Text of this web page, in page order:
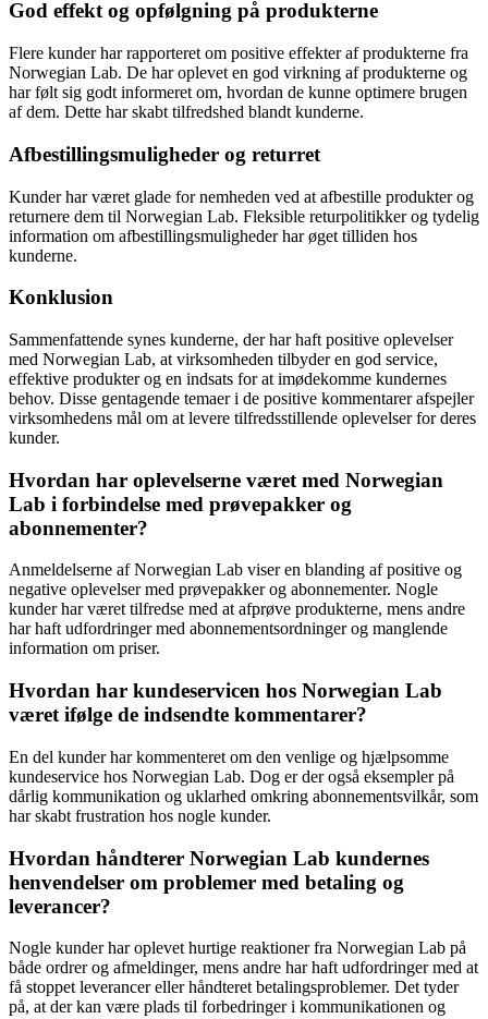
God effekt og opfølgning på produkterne
Flere kunder har rapporteret om positive effekter af produkterne fra
Norwegian Lab. De har oplevet en god virkning af produkterne og
har følt sig godt informeret om, hvordan de kunne optimere brugen
af dem. Dette har skabt tilfredshed blandt kunderne.
Afbestillingsmuligheder og returret
Kunder har været glade for nemheden ved at afbestille produkter og
returnere dem til Norwegian Lab. Fleksible returpolitikker og tydelig
information om afbestillingsmuligheder har øget tilliden hos
kunderne.
Konklusion
Sammenfattende synes kunderne, der har haft positive oplevelser
med Norwegian Lab, at virksomheden tilbyder en god service,
effektive produkter og en indsats for at imødekomme kundernes
behov. Disse gentagende temaer i de positive kommentarer afspejler
virksomhedens mål om at levere tilfredsstillende oplevelser for deres
kunder.
Hvordan har oplevelserne været med Norwegian
Lab i forbindelse med prøvepakker og
abonnementer?
Anmeldelserne af Norwegian Lab viser en blanding af positive og
negative oplevelser med prøvepakker og abonnementer. Nogle
kunder har været tilfredse med at afprøve produkterne, mens andre
har haft udfordringer med abonnementsordninger og manglende
information om priser.
Hvordan har kundeservicen hos Norwegian Lab
været ifølge de indsendte kommentarer?
En del kunder har kommenteret om den venlige og hjælpsomme
kundeservice hos Norwegian Lab. Dog er der også eksempler på
dårlig kommunikation og uklarhed omkring abonnementsvilkår, som
har skabt frustration hos nogle kunder.
Hvordan håndterer Norwegian Lab kundernes
henvendelser om problemer med betaling og
leverancer?
Nogle kunder har oplevet hurtige reaktioner fra Norwegian Lab på
både ordrer og afmeldinger, mens andre har haft udfordringer med at
få stoppet leverancer eller håndteret betalingsproblemer. Det tyder
på, at der kan være plads til forbedringer i kommunikationen og